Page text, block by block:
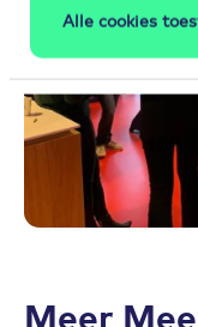
Alle cookies
Meer